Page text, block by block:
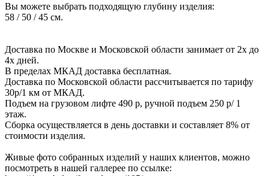
Вы можете выбрать подходящую глубину изделия:
58 / 50 / 45 см.
Доставка по Москве и Московской области занимает от 2х до
4х дней.
В пределах МКАД доставка бесплатная.
Доставка по Московской области рассчитывается по тарифу
30р/1 км от МКАД.
Подъем на грузовом лифте 490 р, ручной подъем 250 р/ 1
этаж.
Сборка осуществляется в день доставки и составляет 8% от
стоимости изделия.
Живые фото собранных изделий у наших клиентов, можно
посмотреть в нашей галлерее по ссылке: